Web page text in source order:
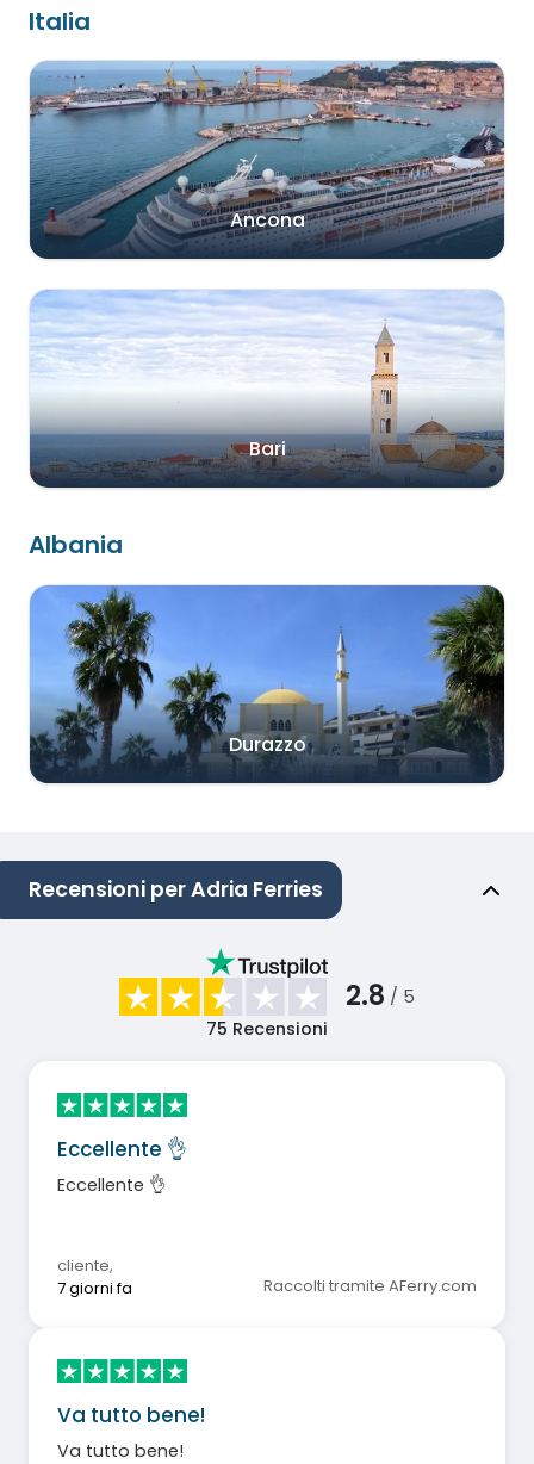
Italia
Ancona
Bari
Albania
Durazzo
Recensioni per Adria Ferries
2.8 / 5
75 Recensioni
Eccellente 👌
Eccellente 👌
cliente,
7 giorni fa
Raccolti tramite AFerry.com
Va tutto bene!
Va tutto bene!